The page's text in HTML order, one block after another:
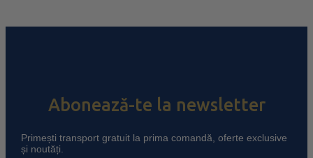
Abonează-te la newsletter
Primești transport gratuit la prima comandă, oferte exclusive
și noutăți.